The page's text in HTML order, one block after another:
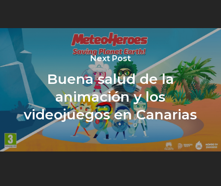
Next Post
Buena salud de la
animación y los
videojuegos en Canarias